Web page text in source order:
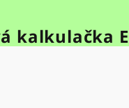
kalkulačka